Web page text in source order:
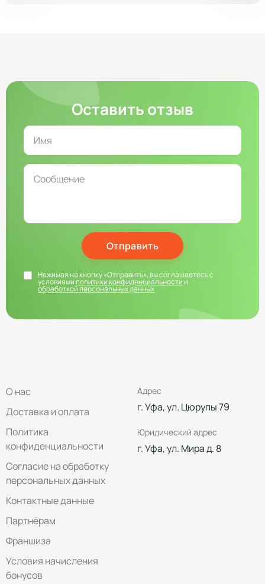
Оставить отзыв
Отправить
Нажимая на кнопку «Отправить», вы соглашаетесь с
условиямиполитики конфиденциальностии
обработкой персональных данных
О нас
Доставка и оплата
Политика
конфиденциальности
Согласие на обработку
персональных данных
Контактные данные
Партнёрам
Франшиза
Условия начисления
бонусов
Адрес
г. Уфа, ул. Цюрупы 79
Юридический адрес
г. Уфа, ул. Мира д. 8